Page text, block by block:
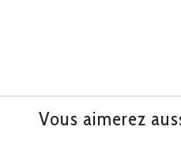
Vous aimerez